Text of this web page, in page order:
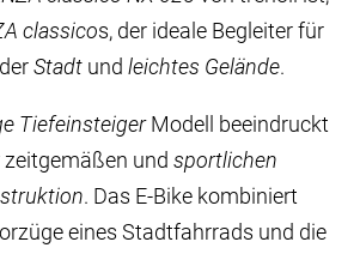
classicos, der ideale Begleiter für
Stadt und leichtes Gelände.
TiefeinsteigerModell beeindruckt
und sportlichen
. Das E-Bike kombiniert
eines Stadtfahrrads und die